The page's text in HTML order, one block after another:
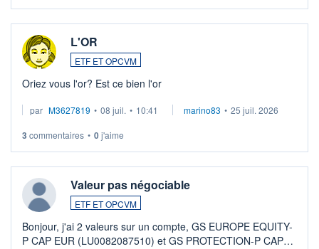
L'OR
ETF ET OPCVM
Oriez vous l'or? Est ce bien l'or
par M3627819 • 08 juil. • 10:41 marino83 • 25 juil. 2026
3 commentaires • 0j'aime
Valeur pas négociable
ETF ET OPCVM
Bonjour, j'ai 2 valeurs sur un compte, GS EUROPE EQUITY-
P CAP EUR (LU0082087510) et GS PROTECTION-P CAP